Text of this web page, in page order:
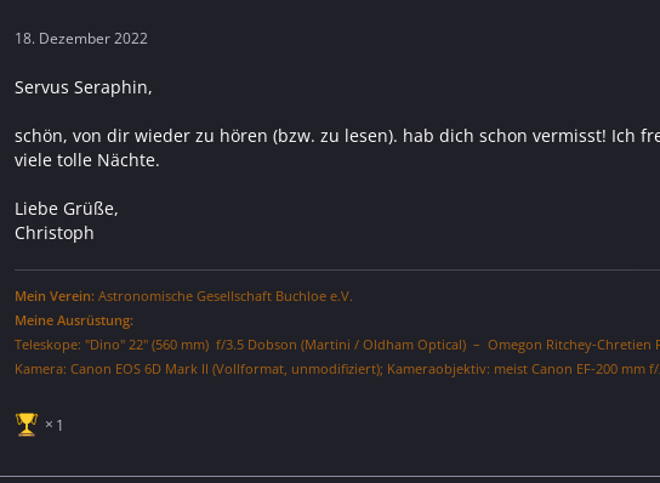
18. Dezember 2022
Servus Seraphin,
schön, von dir wieder zu hören (bzw. zu lesen). hab dich schon vermisst!
viele tolle Nächte.
Liebe Grüße,
Christoph
Mein Verein: Astronomische Gesellschaft Buchloe e.V.
Meine Ausrüstung:
Teleskope: "Dino" 22" (560 mm) f/3.5 Dobson (Martini / Oldham Optical) – Omegon Ritchey-Chretien
Kamera: Canon EOS 6D Mark II (Vollformat, unmodifiziert); Kameraobjektiv: meist Canon EF-200 mm
1